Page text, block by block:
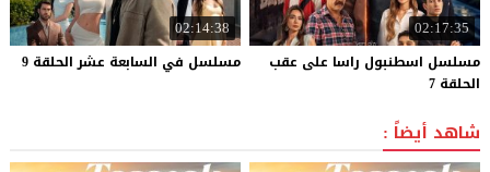
02:17:35
مسلسل اسطنبول راسا على عقب
الحلقة 7
02:14:38
مسلسل في السابعة عشر الحلقة 9
شاهد أيضاً :